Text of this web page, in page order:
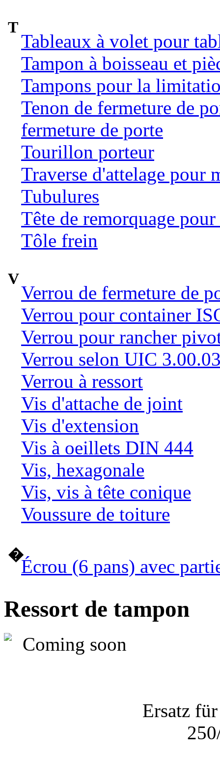
T
Tableaux à volet pour
Tampon à boisseau et
Tampons pour la
Tenon de fermeture de
fermeture de porte
Tourillon porteur
Traverse d'attelage pour
Tubulures
Tête de remorquage
Tôle frein
V
Verrou de fermeture de
Verrou pour container
Verrou pour rancher
Verrou selon UIC
Verrou à ressort
Vis d'attache de joint
Vis d'extension
Vis à oeillets DIN 444
Vis, hexagonale
Vis, vis à tête conique
Voussure de toiture
�
Écrou (6 pans) avec
Ressort de tampon
Ersatz